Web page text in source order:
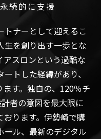
続的に支援
トナーとして迎えるこ
生を創り出す一歩とな
アスロンという過酷な
トした経緯があり、
す。独自の、120％チ
者の意図を最大限に
ります。伊勢崎で購
ール、最新のデジタル